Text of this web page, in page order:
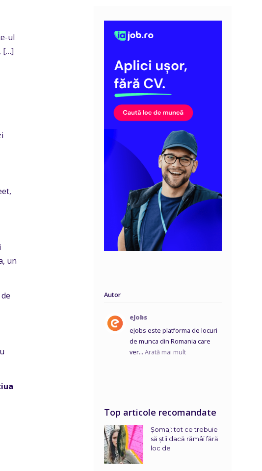
ul
[…]
un
Autor
eJobs
eJobs este platforma de locuri
de munca din Romania care
ver...Arată mai mult
Top articole recomandate
Șomaj: tot ce trebuie
să știi dacă rămâi fără
loc de